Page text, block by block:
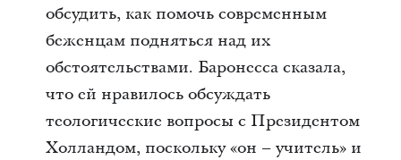
обсудить, как помочь современным
беженцам подняться над их
обстоятельствами. Баронесса сказала,
что ей нравилось обсуждать
теологические вопросы с Президентом
Холландом, поскольку «он – учитель» и